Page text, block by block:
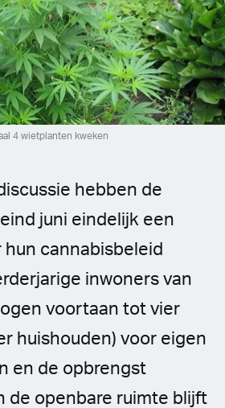
America)
4 wietplanten kweken
hebben de
juni eindelijk een
hun cannabisbeleid
inwoners van
voortaan tot vier
huishouden) voor eigen
en de opbrengst
de openbare ruimte blijft